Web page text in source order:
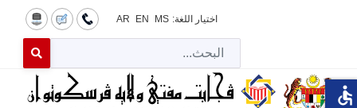
اختيار اللغة: MS
EN
AR
for results.
accessible